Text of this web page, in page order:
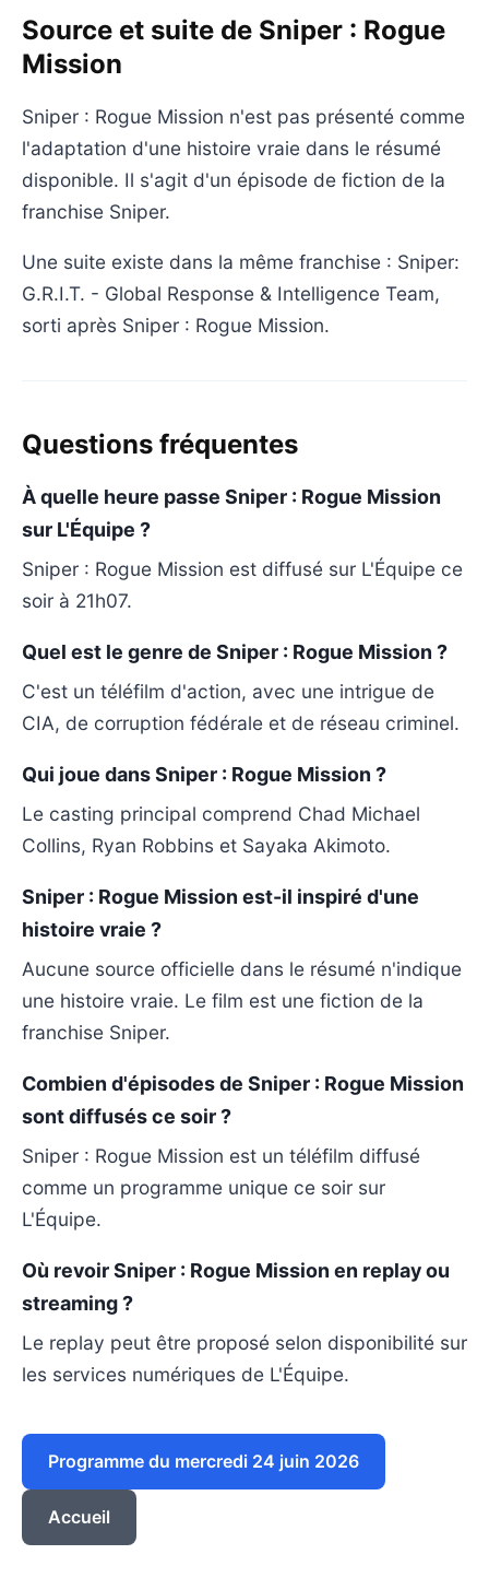
Source et suite de Sniper : Rogue
Mission
Sniper : Rogue Mission n'est pas présenté comme
l'adaptation d'une histoire vraie dans le résumé
disponible. Il s'agit d'un épisode de fiction de la
franchise Sniper.
Une suite existe dans la même franchise : Sniper:
G.R.I.T. - Global Response & Intelligence Team,
sorti après Sniper : Rogue Mission.
Questions fréquentes
À quelle heure passe Sniper : Rogue Mission
sur L'Équipe ?
Sniper : Rogue Mission est diffusé sur L'Équipe ce
soir à 21h07.
Quel est le genre de Sniper : Rogue Mission ?
C'est un téléfilm d'action, avec une intrigue de
CIA, de corruption fédérale et de réseau criminel.
Qui joue dans Sniper : Rogue Mission ?
Le casting principal comprend Chad Michael
Collins, Ryan Robbins et Sayaka Akimoto.
Sniper : Rogue Mission est-il inspiré d'une
histoire vraie ?
Aucune source officielle dans le résumé n'indique
une histoire vraie. Le film est une fiction de la
franchise Sniper.
Combien d'épisodes de Sniper : Rogue Mission
sont diffusés ce soir ?
Sniper : Rogue Mission est un téléfilm diffusé
comme un programme unique ce soir sur
L'Équipe.
Où revoir Sniper : Rogue Mission en replay ou
streaming ?
Le replay peut être proposé selon disponibilité sur
les services numériques de L'Équipe.
Programme du mercredi 24 juin 2026
Accueil